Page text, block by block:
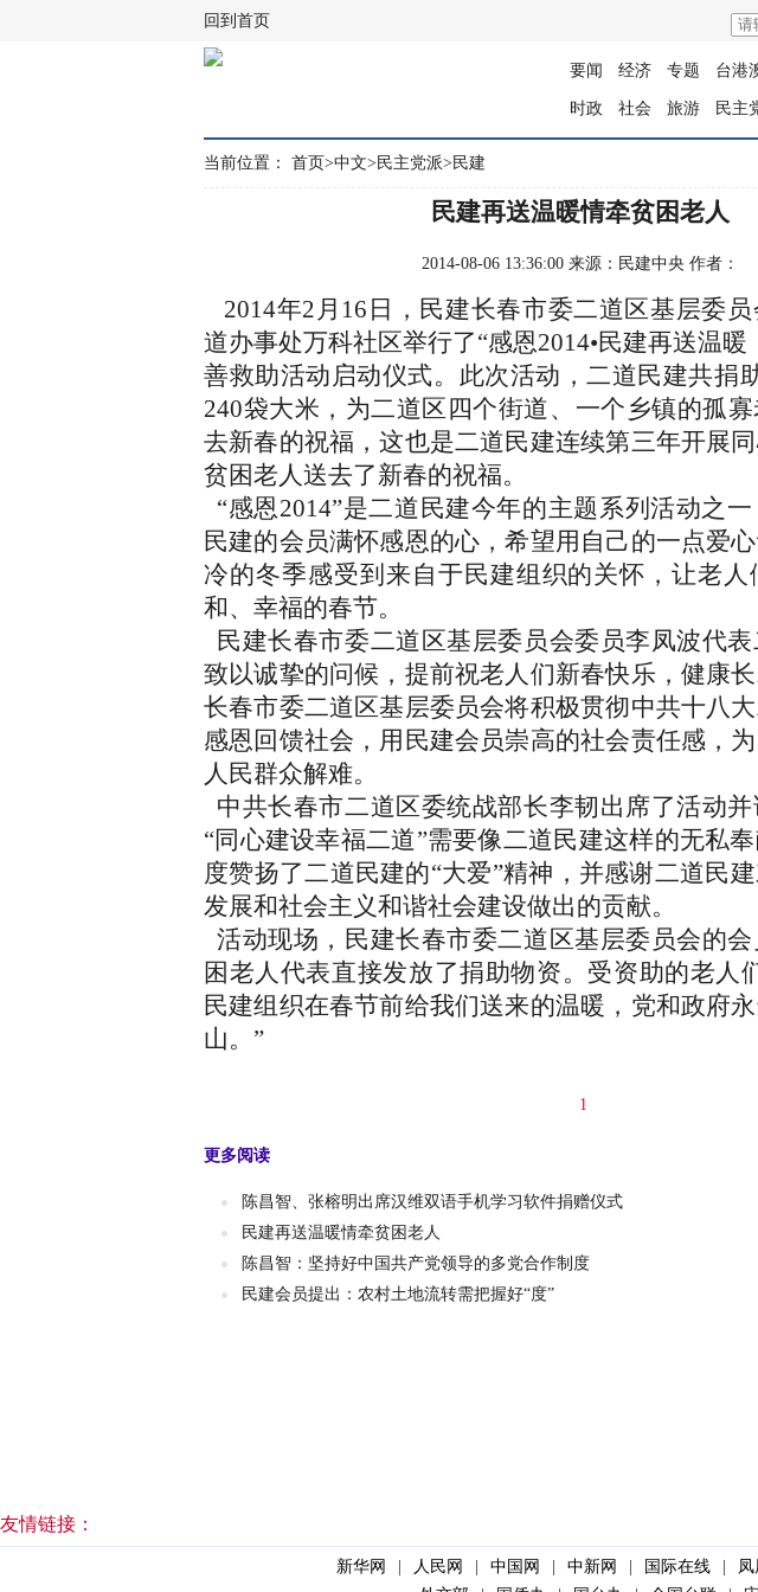
回到首页
要闻 经济 专题 台港
时政 社会 旅游 民主
当前位置： 首页>中文> 民主党派> 民建
民建再送温暖情牵贫困老人
2014-08-06 13:36:00 来源：民建中央 作者：
2014年2 月 16 日，民建长春市委二道区基层委
道办事处万科社区举行了“感恩2014•民建再送温暖
善救助活动启动仪式。此次活动，二道民建共捐
240袋大米，为二道区四个街道、一个乡镇的孤
去新春的祝福，这也是二道民建连续第三年开展
贫困老人送去了新春的祝福。
“感恩2014”是二道民建今年的主题系列活动之
民建的会员满怀感恩的心，希望用自己的一点爱
冷的冬季感受到来自于民建组织的关怀，让老
和、幸福的春节。
民建长春市委二道区基层委员会委员李凤波代
致以诚挚的问候，提前祝老人们新春快乐，健康
长春市委二道区基层委员会将积极贯彻中共十八大
感恩回馈社会，用民建会员崇高的社会责任感，
人民群众解难。
中共长春市二道区委统战部长李韧出席了活动并
“同心建设幸福二道”需要像二道民建这样的无私
度赞扬了二道民建的“大爱”精神，并感谢二道民
发展和社会主义和谐社会建设做出的贡献。
活动现场，民建长春市委二道区基层委员会的
困老人代表直接发放了捐助物资。受资助的老人
民建组织在春节前给我们送来的温暖，党和政府
山。 ”
1
更多阅读
陈昌智、张榕明出席汉维双语手机学习软件捐赠仪式
民建再送温暖情牵贫困老人
陈昌智：坚持好中国共产党领导的多党合作制度
民建会员提出：农村土地流转需把握好“度”
友情链接：
新华网 人民网 中国网 中新网 国际在线 凤